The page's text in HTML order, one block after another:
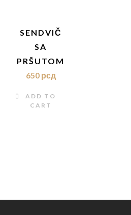
SENDVIČ
SA
PRŠUTOM
650 рсд
ADD TO
CART